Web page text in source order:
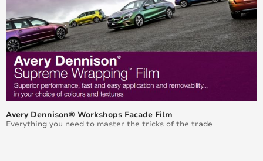
Nachhaltige Drucktrends - ein aufschlussreiches
Interview mit Noelle Peutat von HP
Gemeinsam können wir etwas verändern - Graphics
Solutions EMENA Nachhaltigkeitsbericht 2023
Unterstützung von Het BehouT: eine niederländische
Stiftung, die Kreislaufwirtschaft fördert
Nachhaltigkeit in der Grafischen Industrie - ein
Avery Dennison® Workshops Facade Film
Everything you need to master the tricks of the trade